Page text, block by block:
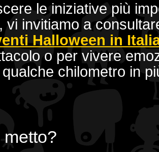
le iniziative più
vi invitiamo a
Halloween in
o per vivere
qualche chilometro in